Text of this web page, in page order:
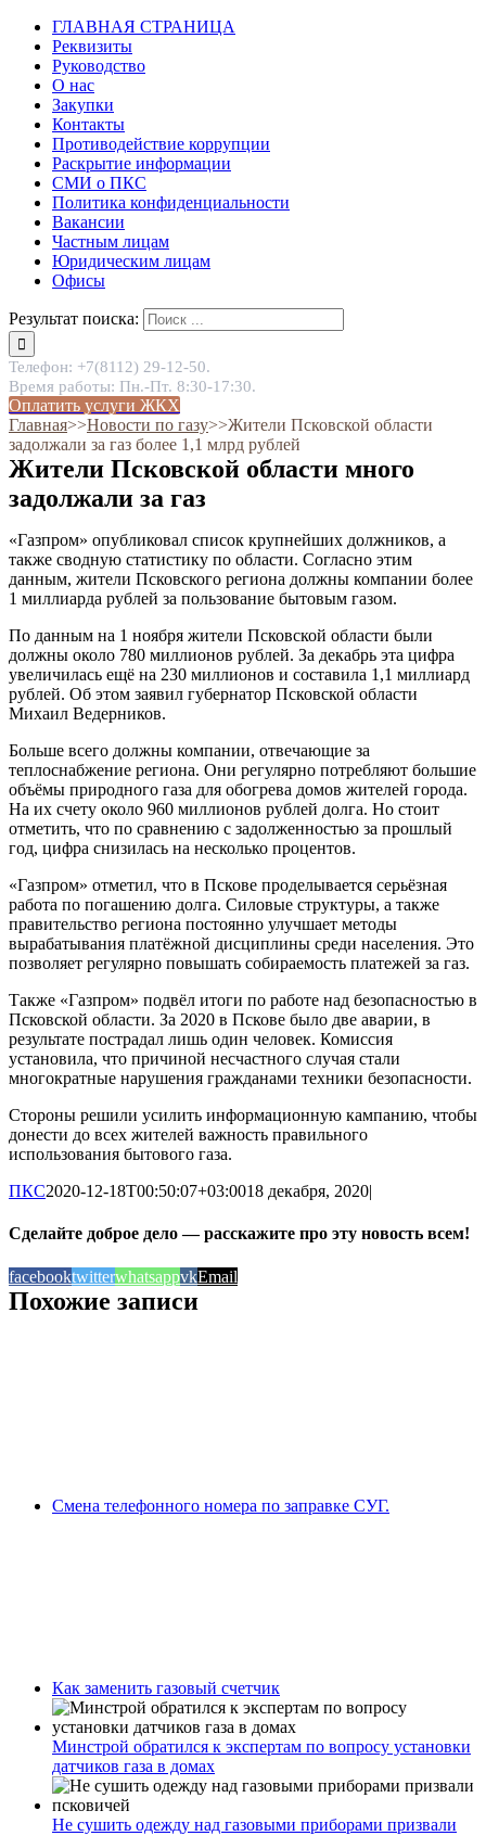
ГЛАВНАЯ СТРАНИЦА
Реквизиты
Руководство
О нас
Закупки
Контакты
Противодействие коррупции
Раскрытие информации
СМИ о ПКС
Политика конфиденциальности
Вакансии
Частным лицам
Юридическим лицам
Офисы
Результат поиска:
Телефон: +7(8112) 29-12-50.
Время работы: Пн.-Пт. 8:30-17:30.
Оплатить услуги ЖКХ
Главная˃˃Новости по газу˃˃Жители Псковской области
задолжали за газ более 1,1 млрд рублей
Жители Псковской области много
задолжали за газ
«Газпром» опубликовал список крупнейших должников, а
также сводную статистику по области. Согласно этим
данным, жители Псковского региона должны компании более
1 миллиарда рублей за пользование бытовым газом.
По данным на 1 ноября жители Псковской области были
должны около 780 миллионов рублей. За декабрь эта цифра
увеличилась ещё на 230 миллионов и составила 1,1 миллиард
рублей. Об этом заявил губернатор Псковской области
Михаил Ведерников.
Больше всего должны компании, отвечающие за
теплоснабжение региона. Они регулярно потребляют большие
объёмы природного газа для обогрева домов жителей города.
На их счету около 960 миллионов рублей долга. Но стоит
отметить, что по сравнению с задолженностью за прошлый
год, цифра снизилась на несколько процентов.
«Газпром» отметил, что в Пскове проделывается серьёзная
работа по погашению долга. Силовые структуры, а также
правительство региона постоянно улучшает методы
вырабатывания платёжной дисциплины среди населения. Это
позволяет регулярно повышать собираемость платежей за газ.
Также «Газпром» подвёл итоги по работе над безопасностью в
Псковской области. За 2020 в Пскове было две аварии, в
результате пострадал лишь один человек. Комиссия
установила, что причиной несчастного случая стали
многократные нарушения гражданами техники безопасности.
Стороны решили усилить информационную кампанию, чтобы
донести до всех жителей важность правильного
использования бытового газа.
ПКС2020-12-18T00:50:07+03:0018 декабря, 2020|
Сделайте доброе дело — расскажите про эту новость всем!
facebooktwitterwhatsappvkEmail
Похожие записи
Смена телефонного номера по заправке СУГ.
Как заменить газовый счетчик
Минстрой обратился к экспертам по вопросу установки
датчиков газа в домах
Не сушить одежду над газовыми приборами призвали